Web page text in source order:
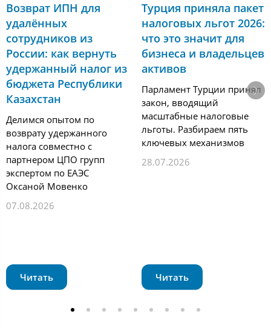
Возврат ИПН для
удалённых
сотрудников из
России: как вернуть
удержанный налог из
бюджета Республики
Казахстан
Делимся опытом по
возврату удержанного
налога совместно с
партнером ЦПО групп
экспертом по ЕАЭС
Оксаной Мовенко
07.08.2026
Читать
Турция приняла пакет
налоговых льгот 2026:
что это значит для
бизнеса и владельцев
активов
Парламент Турции принял
закон, вводящий
масштабные налоговые
льготы. Разбираем пять
ключевых механизмов
28.07.2026
Читать